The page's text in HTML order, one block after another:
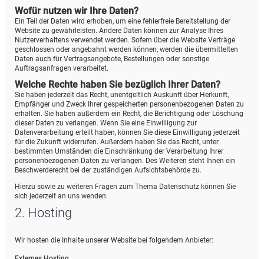
Wofür nutzen wir Ihre Daten?
Ein Teil der Daten wird erhoben, um eine fehlerfreie Bereitstellung der
Website zu gewährleisten. Andere Daten können zur Analyse Ihres
Nutzerverhaltens verwendet werden. Sofern über die Website Verträge
geschlossen oder angebahnt werden können, werden die übermittelten
Daten auch für Vertragsangebote, Bestellungen oder sonstige
Auftragsanfragen verarbeitet.
Welche Rechte haben Sie bezüglich Ihrer Daten?
Sie haben jederzeit das Recht, unentgeltlich Auskunft über Herkunft,
Empfänger und Zweck Ihrer gespeicherten personenbezogenen Daten zu
erhalten. Sie haben außerdem ein Recht, die Berichtigung oder Löschung
dieser Daten zu verlangen. Wenn Sie eine Einwilligung zur
Datenverarbeitung erteilt haben, können Sie diese Einwilligung jederzeit
für die Zukunft widerrufen. Außerdem haben Sie das Recht, unter
bestimmten Umständen die Einschränkung der Verarbeitung Ihrer
personenbezogenen Daten zu verlangen. Des Weiteren steht Ihnen ein
Beschwerderecht bei der zuständigen Aufsichtsbehörde zu.
Hierzu sowie zu weiteren Fragen zum Thema Datenschutz können Sie
sich jederzeit an uns wenden.
2. Hosting
Wir hosten die Inhalte unserer Website bei folgendem Anbieter: